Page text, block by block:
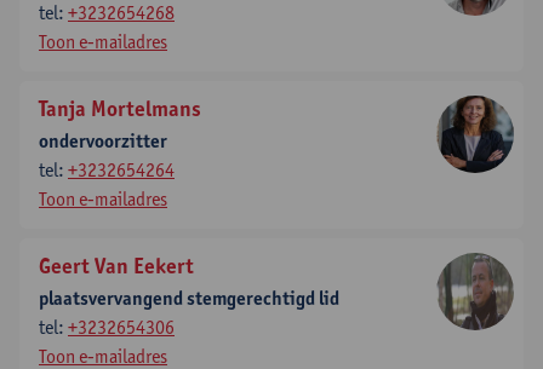
tel: +3232654268
Toon e-mailadres
Tanja Mortelmans
ondervoorzitter
tel: +3232654264
Toon e-mailadres
Geert Van Eekert
plaatsvervangend stemgerechtigd lid
tel: +3232654306
Toon e-mailadres